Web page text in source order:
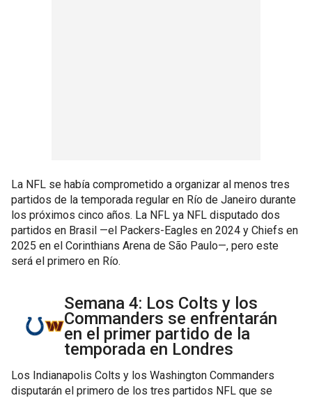
La NFL se había comprometido a organizar al menos tres
partidos de la temporada regular en Río de Janeiro durante
los próximos cinco años. La NFL ya NFL disputado dos
partidos en Brasil —el Packers-Eagles en 2024 y Chiefs en
2025 en el Corinthians Arena de São Paulo—, pero este
será el primero en Río.
Semana 4: Los Colts y los
Commanders se enfrentarán
en el primer partido de la
temporada en Londres
Los Indianapolis Colts y los Washington Commanders
disputarán el primero de los tres partidos NFL que se